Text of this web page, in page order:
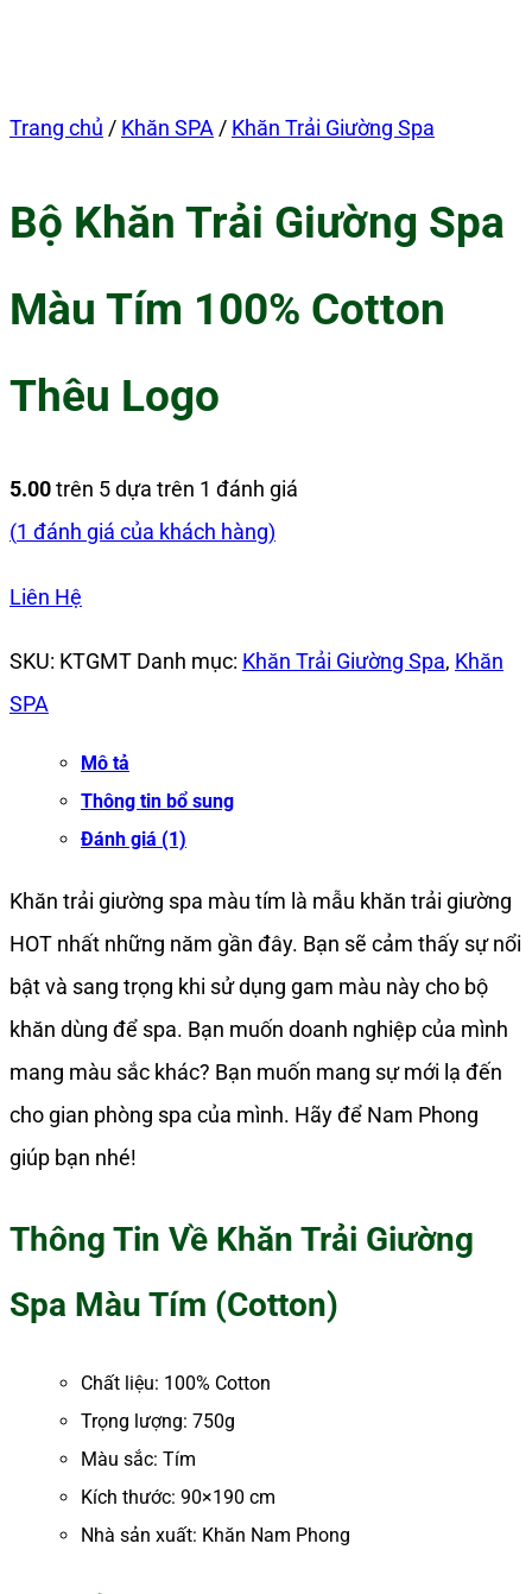
Trang chủ / Khăn SPA / Khăn Trải Giường Spa
Bộ Khăn Trải Giường Spa
Màu Tím 100% Cotton
Thêu Logo
5.00trên 5 dựa trên 1 đánh giá
(1 đánh giá của khách hàng)
Liên Hệ
SKU: KTGMT Danh mục: Khăn Trải Giường Spa, Khăn
SPA
Mô tả
Thông tin bổ sung
Đánh giá (1)
Khăn trải giường spa màu tím là mẫu khăn trải giường
HOT nhất những năm gần đây. Bạn sẽ cảm thấy sự nổi
bật và sang trọng khi sử dụng gam màu này cho bộ
khăn dùng để spa. Bạn muốn doanh nghiệp của mình
mang màu sắc khác? Bạn muốn mang sự mới lạ đến
cho gian phòng spa của mình. Hãy để Nam Phong
giúp bạn nhé!
Thông Tin Về Khăn Trải Giường
Spa Màu Tím (Cotton)
Chất liệu: 100% Cotton
Trọng lượng: 750g
Màu sắc: Tím
Kích thước: 90×190 cm
Nhà sản xuất: Khăn Nam Phong